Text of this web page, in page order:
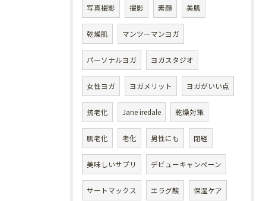
写真撮影 撮影 素顔 美肌
乾燥肌 マンツーマンヨガ
パーソナルヨガ ヨガスタジオ
女性ヨガ ヨガメリット ヨガがいい点
抗老化 Jane iredale 乾燥対策
肌老化 老化 男性にも 閉経
美味しいサプリ デビューキャンペーン
サートマックス エラグ酸 保湿ケア